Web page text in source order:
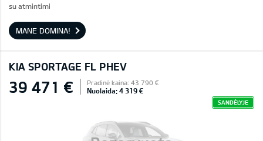
su atmintimi
MANE DOMINA!
KIA SPORTAGE FL PHEV
39 471 € Pradinė kaina: 43 790 €
Nuolaida: 4 319 €
SANDĖLYJE